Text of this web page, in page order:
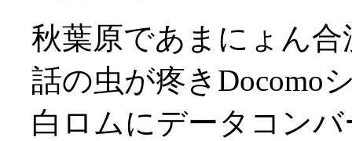
秋葉原であまにょん
話の虫が疼きDocomo
白ロムにデータコン